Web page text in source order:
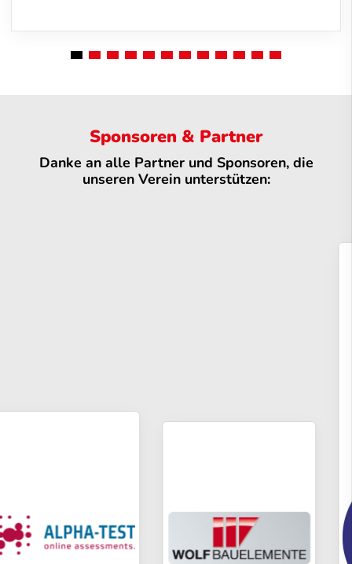
Sponsoren & Partner
Danke an alle Partner und Sponsoren, die
unseren Verein unterstützen: